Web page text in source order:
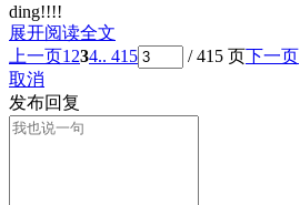
ding!!!!
展开阅读全文
上一页1 234.. 415 / 415 页下一页
取消
发布回复